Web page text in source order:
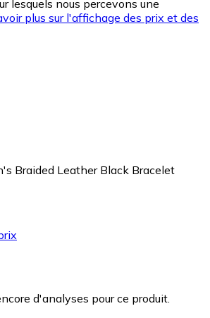
lesquels nous percevons une
plus sur l'affichage des prix et des
Braided Leather Black Bracelet
d'analyses pour ce produit.